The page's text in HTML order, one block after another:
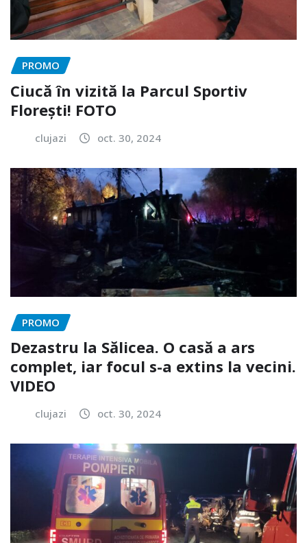
PROMO
Ciucă în vizită la Parcul Sportiv
Florești! FOTO
clujazi oct. 30, 2024
PROMO
Dezastru la Sălicea. O casă a ars
complet, iar focul s-a extins la vecini.
VIDEO
clujazi oct. 30, 2024